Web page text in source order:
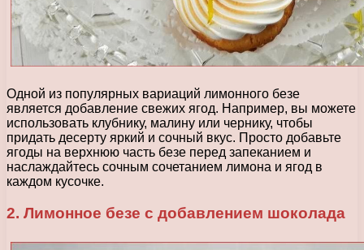
Одной из популярных вариаций лимонного безе
является добавление свежих ягод. Например, вы можете
использовать клубнику, малину или чернику, чтобы
придать десерту яркий и сочный вкус. Просто добавьте
ягоды на верхнюю часть безе перед запеканием и
наслаждайтесь сочным сочетанием лимона и ягод в
каждом кусочке.
2. Лимонное безе с добавлением шоколада